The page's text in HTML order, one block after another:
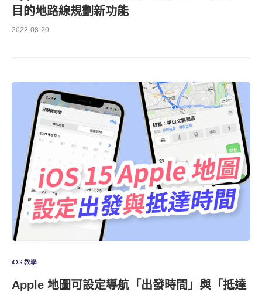
目的地路線規劃新功能
2022-08-20
iOS 教學
Apple 地圖可設定導航「出發時間」與「抵達